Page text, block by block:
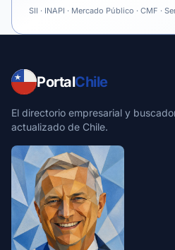
SII · INAPI · Mercado Público · CMF ·
PortalChile
El directorio empresarial y
actualizado de Chile.